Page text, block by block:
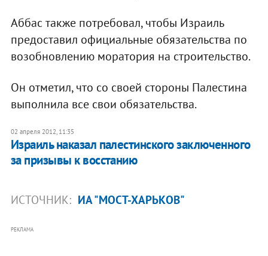
Аббас также потребовал, чтобы Израиль
предоставил официальные обязательства по
возобновлению моратория на строительство.
Он отметил, что со своей стороны Палестина
выполнила все свои обязательства.
02 апреля 2012, 11:35
​Израиль наказал палестинского заключенного
за призывы к восстанию
ИСТОЧНИК: ИА "МОСТ-ХАРЬКОВ"
РЕКЛАМА